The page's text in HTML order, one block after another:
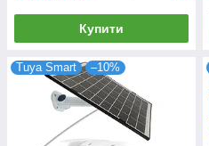
Купити
Tuya Smart –10%